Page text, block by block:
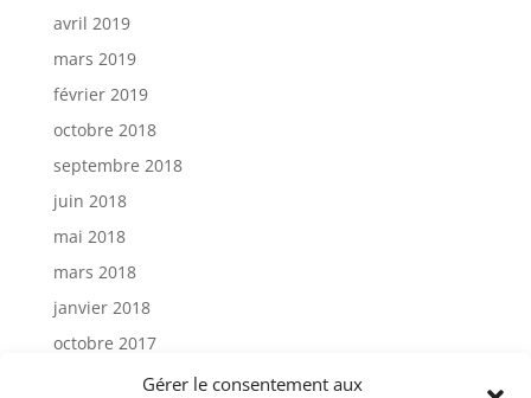
Gérer le consentement aux
avril 2019
mars 2019
février 2019
octobre 2018
septembre 2018
juin 2018
mai 2018
mars 2018
janvier 2018
octobre 2017
janvier 2017